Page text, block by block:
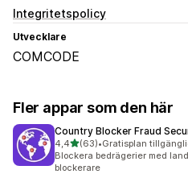
Integritetspolicy
Utvecklare
COMCODE
Fler appar som den här
Country Blocker Fraud
4,4av 5 stjärnor
(63)
63 recensioner totalt
•Gratisplan
Blockera bedrägerier med
blockerare